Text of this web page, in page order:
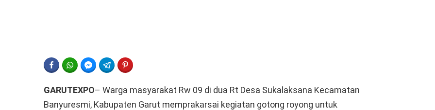
FACEBOOKWHATSAPPFACEBOOK MESSENGER
TELEGRAM
GARUTEXPO– Warga masyarakat Rw 09 di dua Rt Desa Sukalaksana Kecamatan
Banyuresmi, Kabupaten Garut memprakarsai kegiatan gotong royong untuk